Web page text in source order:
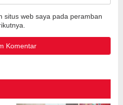
situs web saya pada peramban